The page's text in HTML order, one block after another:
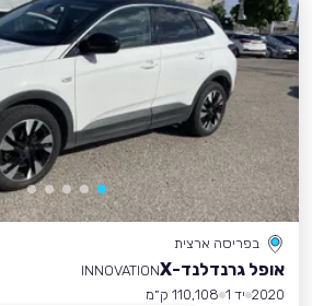
בפריסה ארצית
אופל גרנדלנד-X
INNOVATION
2020 יד 1
110,108 ק״מ